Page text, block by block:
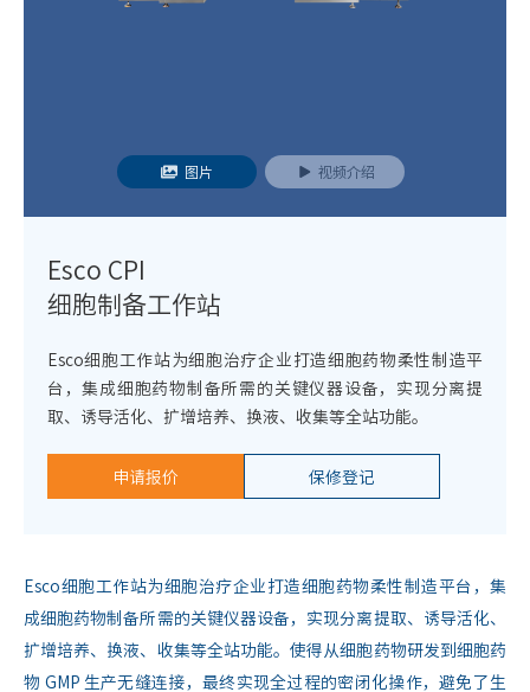
Esco CPI
细胞制备工作站
Esco细胞工作站为细胞治疗企业打造细胞药物柔性制造平
台，集成细胞药物制备所需的关键仪器设备，实现分离提
取、诱导活化、扩增培养、换液、收集等全站功能。
申请报价 保修登记
图片 视频介绍
Esco细胞工作站为细胞治疗企业打造细胞药物柔性制造平台，集
成细胞药物制备所需的关键仪器设备，实现分离提取、诱导活化、
扩增培养、换液、收集等全站功能。使得从细胞药物研发到细胞药
物 GMP 生产无缝连接，最终实现全过程的密闭化操作，避免了生